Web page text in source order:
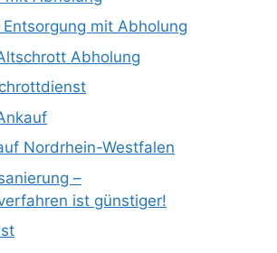
mit Abholung
Abholung
Nordrhein-Westfalen
–
ist günstiger!